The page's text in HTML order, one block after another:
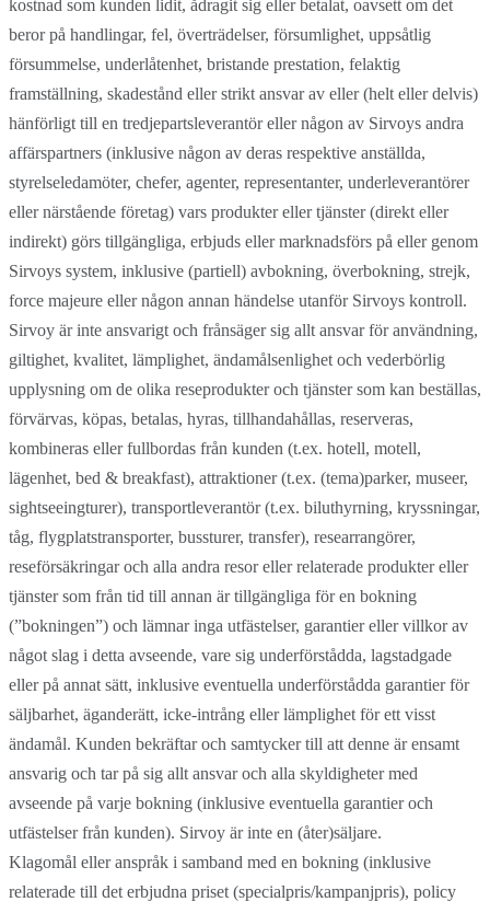
kostnad som kunden lidit, ådragit sig eller betalat, oavsett om det
beror på handlingar, fel, överträdelser, försumlighet, uppsåtlig
försummelse, underlåtenhet, bristande prestation, felaktig
framställning, skadestånd eller strikt ansvar av eller (helt eller delvis)
hänförligt till en tredjepartsleverantör eller någon av Sirvoys andra
affärspartners (inklusive någon av deras respektive anställda,
styrelseledamöter, chefer, agenter, representanter, underleverantörer
eller närstående företag) vars produkter eller tjänster (direkt eller
indirekt) görs tillgängliga, erbjuds eller marknadsförs på eller genom
Sirvoys system, inklusive (partiell) avbokning, överbokning, strejk,
force majeure eller någon annan händelse utanför Sirvoys kontroll.
Sirvoy är inte ansvarigt och frånsäger sig allt ansvar för användning,
giltighet, kvalitet, lämplighet, ändamålsenlighet och vederbörlig
upplysning om de olika reseprodukter och tjänster som kan beställas,
förvärvas, köpas, betalas, hyras, tillhandahållas, reserveras,
kombineras eller fullbordas från kunden (t.ex. hotell, motell,
lägenhet, bed & breakfast), attraktioner (t.ex. (tema)parker, museer,
sightseeingturer), transportleverantör (t.ex. biluthyrning, kryssningar,
tåg, flygplatstransporter, bussturer, transfer), researrangörer,
reseförsäkringar och alla andra resor eller relaterade produkter eller
tjänster som från tid till annan är tillgängliga för en bokning
(”bokningen”) och lämnar inga utfästelser, garantier eller villkor av
något slag i detta avseende, vare sig underförstådda, lagstadgade
eller på annat sätt, inklusive eventuella underförstådda garantier för
säljbarhet, äganderätt, icke-intrång eller lämplighet för ett visst
ändamål. Kunden bekräftar och samtycker till att denne är ensamt
ansvarig och tar på sig allt ansvar och alla skyldigheter med
avseende på varje bokning (inklusive eventuella garantier och
utfästelser från kunden). Sirvoy är inte en (åter)säljare.
Klagomål eller anspråk i samband med en bokning (inklusive
relaterade till det erbjudna priset (specialpris/kampanjpris), policy